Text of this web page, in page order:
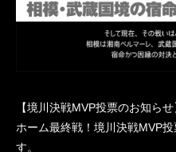
【境川決戦MVP投票のお知らせ
ホーム最終戦！境川決戦MVP
す。